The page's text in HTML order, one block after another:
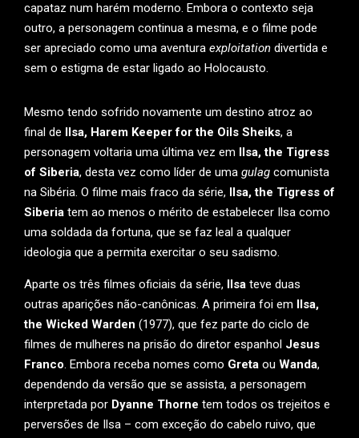
capataz num harém moderno. Embora o contexto seja
outro, a personagem continua a mesma, e o filme pode
ser apreciado como uma aventura exploitation divertida e
sem o estigma de estar ligado ao Holocausto.
Mesmo tendo sofrido novamente um destino atroz ao
final de Ilsa, Harem Keeper for the Oils Sheiks, a
personagem voltaria uma última vez em Ilsa, the Tigress
of Siberia, desta vez como líder de uma gulag comunista
na Sibéria. O filme mais fraco da série, Ilsa, the Tigress of
Siberia tem ao menos o mérito de estabelecer Ilsa como
uma soldada da fortuna, que se faz leal a qualquer
ideologia que a permita exercitar o seu sadismo.
Aparte os três filmes oficiais da série, Ilsa teve duas
outras aparições não-canônicas. A primeira foi em Ilsa,
the Wicked Warden (1977), que fez parte do ciclo de
filmes de mulheres na prisão do diretor espanhol Jesus
Franco. Embora receba nomes como Greta ou Wanda,
dependendo da versão que se assista, a personagem
interpretada por Dyanne Thorne tem todos os trejeitos e
perversões de Ilsa – com exceção do cabelo ruivo, que